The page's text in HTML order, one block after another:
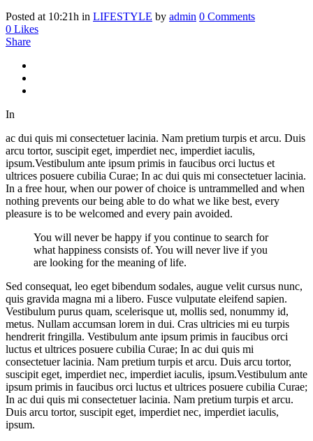
Posted at 10:21h in LIFESTYLE by admin 0 Comments
0 Likes
Share
In
ac dui quis mi consectetuer lacinia. Nam pretium turpis et arcu. Duis
arcu tortor, suscipit eget, imperdiet nec, imperdiet iaculis,
ipsum.Vestibulum ante ipsum primis in faucibus orci luctus et
ultrices posuere cubilia Curae; In ac dui quis mi consectetuer lacinia.
In a free hour, when our power of choice is untrammelled and when
nothing prevents our being able to do what we like best, every
pleasure is to be welcomed and every pain avoided.
You will never be happy if you continue to search for
what happiness consists of. You will never live if you
are looking for the meaning of life.
Sed consequat, leo eget bibendum sodales, augue velit cursus nunc,
quis gravida magna mi a libero. Fusce vulputate eleifend sapien.
Vestibulum purus quam, scelerisque ut, mollis sed, nonummy id,
metus. Nullam accumsan lorem in dui. Cras ultricies mi eu turpis
hendrerit fringilla. Vestibulum ante ipsum primis in faucibus orci
luctus et ultrices posuere cubilia Curae; In ac dui quis mi
consectetuer lacinia. Nam pretium turpis et arcu. Duis arcu tortor,
suscipit eget, imperdiet nec, imperdiet iaculis, ipsum.Vestibulum ante
ipsum primis in faucibus orci luctus et ultrices posuere cubilia Curae;
In ac dui quis mi consectetuer lacinia. Nam pretium turpis et arcu.
Duis arcu tortor, suscipit eget, imperdiet nec, imperdiet iaculis,
ipsum.